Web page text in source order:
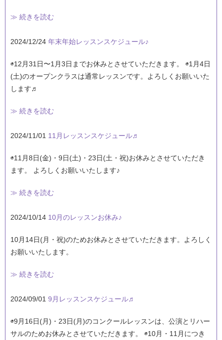
≫ 続きを読む
2024/12/24 年末年始レッスンスケジュール♪
◉12月31日〜1月3日までお休みとさせていただきます。 ◉1月4日
(土)のオープンクラスは通常レッスンです。よろしくお願いいた
します♬
≫ 続きを読む
2024/11/01 11月レッスンスケジュール♬
◉11月8日(金)・9日(土)・23日(土・祝)お休みとさせていただき
ます。 よろしくお願いいたします♪
≫ 続きを読む
2024/10/14 10月のレッスンお休み♪
10月14日(月・祝)のためお休みとさせていただきます。よろしく
お願いいたします。
≫ 続きを読む
2024/09/01 9月レッスンスケジュール♬
◉9月16日(月)・23日(月)のコンクールレッスンは、公演とリハー
サルのためお休みとさせていただきます。 ◉10月・11月につき